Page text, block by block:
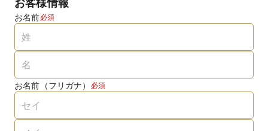
お客様情報
お名前必須
お名前（フリガナ） 必須